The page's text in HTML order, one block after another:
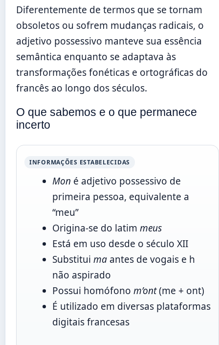
Diferentemente de termos que se tornam
obsoletos ou sofrem mudanças radicais, o
adjetivo possessivo manteve sua essência
semântica enquanto se adaptava às
transformações fonéticas e ortográficas do
francês ao longo dos séculos.
O que sabemos e o que permanece
incerto
INFORMAÇÕES ESTABELECIDAS
Mon é adjetivo possessivo de
primeira pessoa, equivalente a
“meu”
Origina-se do latim meus
Está em uso desde o século XII
Substitui ma antes de vogais e h
não aspirado
Possui homófono m’ont(me + ont)
É utilizado em diversas plataformas
digitais francesas